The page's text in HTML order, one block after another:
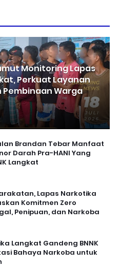
Monitoring Lapas
Perkuat Layanan
Warga
Brandan Tebar Manfaat
Darah Pra-HANI Yang
Langkat
Lapas Narkotika
Komitmen Zero
Penipuan, dan Narkoba
Langkat Gandeng BNNK
Bahaya Narkoba untuk